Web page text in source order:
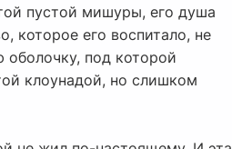
пустой мишуры, его душа
которое его воспитало, не
оболочку, под которой
клоунадой, но слишком